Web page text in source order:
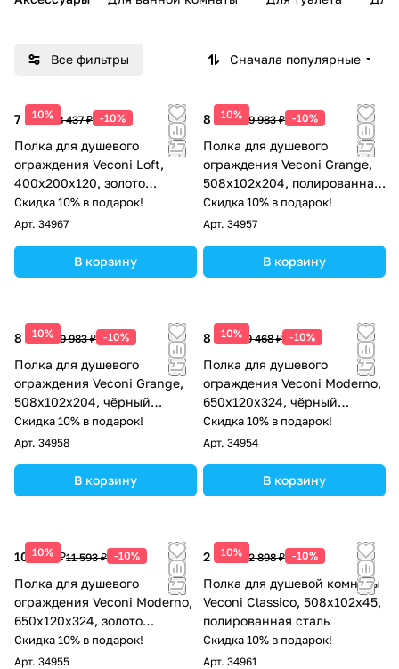
Все фильтры Сначала популярные
10%
7 593 ₽ 8 437 ₽ -10%
Полка для душевого
ограждения Veconi Loft,
400x200x120, золото
брашинг
Скидка 10% в подарок!
Арт. 34967
В корзину
10%
8 985 ₽ 9 983 ₽ -10%
Полка для душевого
ограждения Veconi Grange,
508x102x204, полированная
сталь
Скидка 10% в подарок!
Арт. 34957
В корзину
10%
8 985 ₽ 9 983 ₽ -10%
Полка для душевого
ограждения Veconi Grange,
508x102x204, чёрный
матовый
Скидка 10% в подарок!
Арт. 34958
В корзину
10%
8 521 ₽ 9 468 ₽ -10%
Полка для душевого
ограждения Veconi Moderno,
650x120x324, чёрный
матовый
Скидка 10% в подарок!
Арт. 34954
В корзину
10%
10 434 ₽11 593 ₽ -10%
Полка для душевого
ограждения Veconi Moderno,
650x120x324, золото
брашинг
Скидка 10% в подарок!
Арт. 34955
10%
2 608 ₽ 2 898 ₽ -10%
Полка для душевой комнаты
Veconi Classico, 508х102х45,
полированная сталь
Скидка 10% в подарок!
Арт. 34961